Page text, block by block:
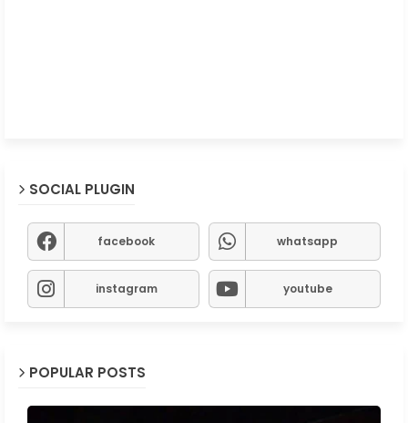
SOCIAL PLUGIN
facebook whatsapp
instagram youtube
POPULAR POSTS